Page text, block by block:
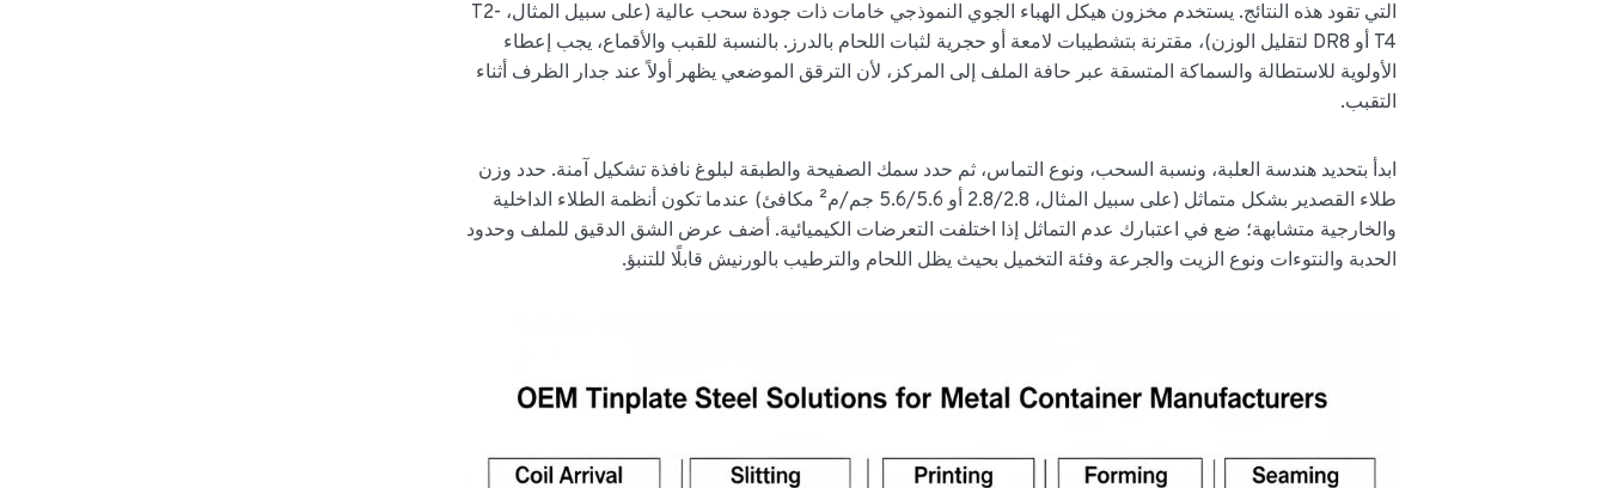
التي تقود هذه النتائج. يستخدم مخزون هيكل الهباء الجوي النموذجي خامات ذات جودة سحب عالية (على سبيل المثال، T2-
T4 أو DR8 لتقليل الوزن)، مقترنة بتشطيبات لامعة أو حجرية لثبات اللحام بالدرز. بالنسبة للقبب والأقماع، يجب إعطاء
الأولوية للاستطالة والسماكة المتسقة عبر حافة الملف إلى المركز، لأن الترقق الموضعي يظهر أولاً عند جدار الظرف أثناء
التقبب.
ابدأ بتحديد هندسة العلبة، ونسبة السحب، ونوع التماس، ثم حدد سمك الصفيحة والطبقة لبلوغ نافذة تشكيل آمنة. حدد وزن
طلاء القصدير بشكل متماثل (على سبيل المثال، 2.8/2.8 أو 5.6/5.6 جم/م² مكافئ) عندما تكون أنظمة الطلاء الداخلية
والخارجية متشابهة؛ ضع في اعتبارك عدم التماثل إذا اختلفت التعرضات الكيميائية. أضف عرض الشق الدقيق للملف وحدود
الحدبة والنتوءات ونوع الزيت والجرعة وفئة التخميل بحيث يظل اللحام والترطيب بالورنيش قابلًا للتنبؤ.